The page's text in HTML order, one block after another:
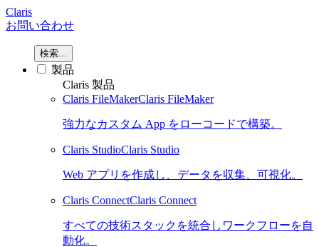
Claris
お問い合わせ
検索...
製品
Claris 製品
Claris FileMakerClaris FileMaker
強力なカスタム App をローコードで構築。
Claris StudioClaris Studio
Web アプリを作成し、データを収集、可視化。
Claris ConnectClaris Connect
すべての技術スタックを統合しワークフローを自
動化。